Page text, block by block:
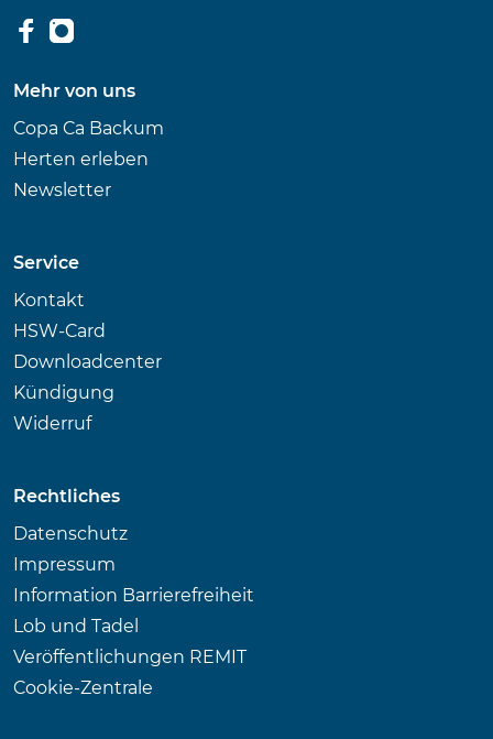
Mehr von uns
Copa Ca Backum
Herten erleben
Newsletter
Service
Kontakt
HSW-Card
Downloadcenter
Kündigung
Widerruf
Rechtliches
Datenschutz
Impressum
Information Barrierefreiheit
Lob und Tadel
Veröffentlichungen REMIT
Cookie-Zentrale